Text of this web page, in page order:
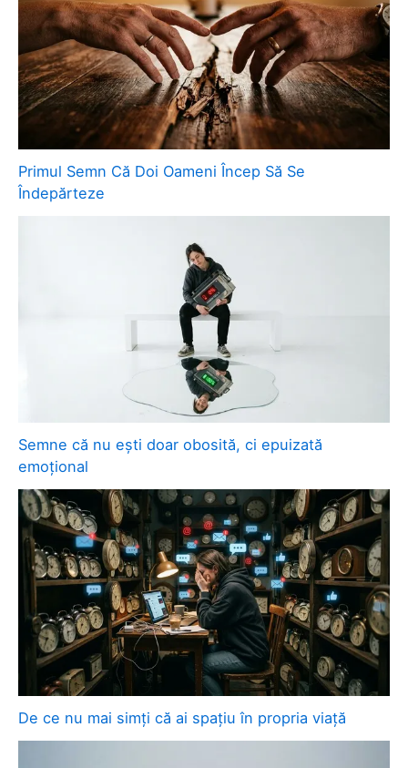
Primul Semn Că Doi Oameni Încep Să Se
Îndepărteze
Semne că nu ești doar obosită, ci epuizată
emoțional
De ce nu mai simți că ai spațiu în propria viață